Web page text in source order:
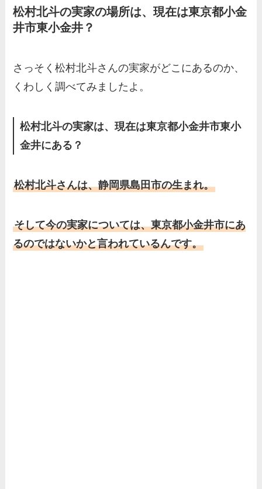
羽鳥慎一アナの両親（父・
片岡凜の母親が美人！家族構
成や父・片岡達也、兄弟につ
梅澤廉アナの父親・母親の職
伊藤海彦の兄弟は弟の夏彦！
部まとめた！
松村北斗の実家の場所は、現在は東京都小金
井市東小金井？
さっそく松村北斗さんの実家がどこにあるのか、
くわしく調べてみましたよ。
松村北斗の実家は、現在は東京都小金井市東小
金井にある？
松村北斗さんは、静岡県島田市の生まれ。
そして今の実家については、東京都小金井市にあ
るのではないかと言われているんです。